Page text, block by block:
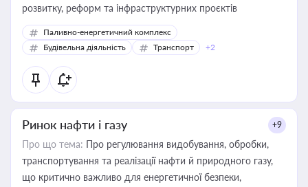
розвитку, реформ та інфраструктурних проєктів
Паливно-енергетичний комплекс
Будівельна діяльність
Транспорт +2
Ринок нафти і газу +9
Про що тема: Про регулювання видобування, обробки,
транспортування та реалізації нафти й природного газу,
що критично важливо для енергетичної безпеки,